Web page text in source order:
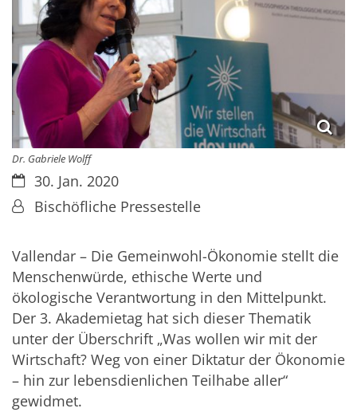
Dr. Gabriele Wolff
Datum:
30. Jan. 2020
Von:Bischöfliche Pressestelle
Vallendar – Die Gemeinwohl-Ökonomie stellt die
Menschenwürde, ethische Werte und
ökologische Verantwortung in den Mittelpunkt.
Der 3. Akademietag hat sich dieser Thematik
unter der Überschrift „Was wollen wir mit der
Wirtschaft? Weg von einer Diktatur der Ökonomie
– hin zur lebensdienlichen Teilhabe aller“
gewidmet.